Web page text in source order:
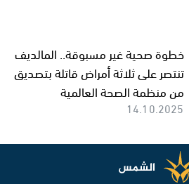
خطوة صحية غير مسبوقة.. المالديف
تنتصر على ثلاثة أمراض قاتلة بتصديق
من منظمة الصحة العالمية
14.10.2025